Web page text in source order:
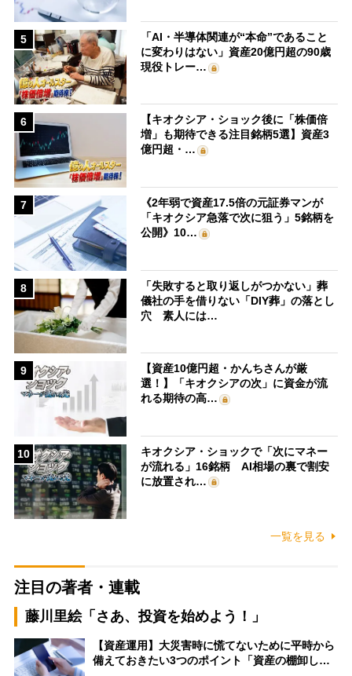
5
「AI・半導体関連が“本命”であること
に変わりはない」資産20億円超の90歳
現役トレー…
6
【キオクシア・ショック後に「株価倍
増」も期待できる注目銘柄5選】資産3
億円超・…
7
《2年弱で資産17.5倍の元証券マンが
「キオクシア急落で次に狙う」5銘柄を
公開》10…
8
「失敗すると取り返しがつかない」葬
儀社の手を借りない「DIY葬」の落とし
穴 素人には…
9
【資産10億円超・かんちさんが厳
選！】「キオクシアの次」に資金が流
れる期待の高…
10
キオクシア・ショックで「次にマネー
が流れる」16銘柄 AI相場の裏で割安
に放置され…
一覧を見る
注目の著者・連載
藤川里絵「さあ、投資を始めよう！」
【資産運用】大災害時に慌てないために平時から
備えておきたい3つのポイント「資産の棚卸し…